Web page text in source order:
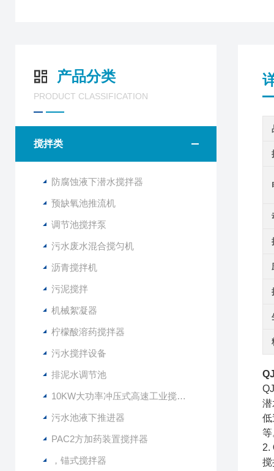
产品分类
PRODUCT CLASSIFICATION
搅拌类
防腐蚀液下潜水搅拌器
预缺氧池推流机
调节池搅拌泵
污水废水混合搅匀机
沥青搅拌机
污泥搅拌
机械絮凝器
柠檬酸溶药搅拌器
污水搅拌设备
排泥水调节池
10KW大功率冲压式高速工业搅拌设备
污水池液下推进器
PAC2方加药装置搅拌器
，锚式搅拌器
潜
低
等
2.
搅